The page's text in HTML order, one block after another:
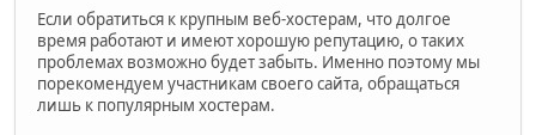
Если обратиться к крупным веб-хостерам, что долгое
время работают и имеют хорошую репутацию, о таких
проблемах возможно будет забыть. Именно поэтому мы
порекомендуем участникам своего сайта, обращаться
лишь к популярным хостерам.